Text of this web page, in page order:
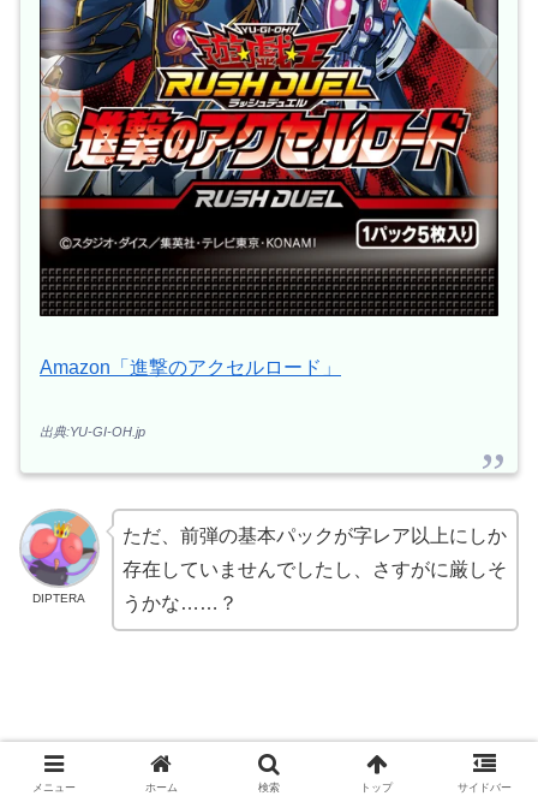
Amazon「進撃のアクセルロード」
出典:YU-GI-OH.jp
DIPTERA
ただ、前弾の基本パックが字レア以上にしか
存在していませんでしたし、さすがに厳しそ
うかな……？
メニュー ホーム 検索 トップ サイドバー